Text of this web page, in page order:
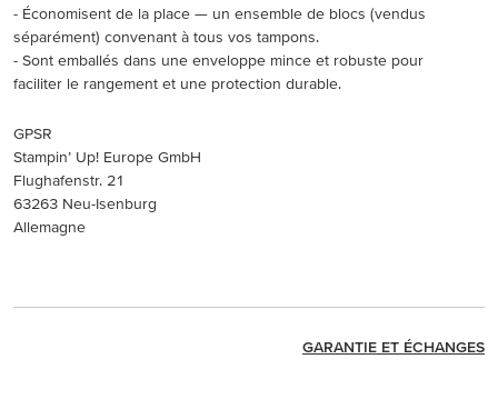
- Économisent de la place — un ensemble de blocs (vendus
séparément) convenant à tous vos tampons.
- Sont emballés dans une enveloppe mince et robuste pour
faciliter le rangement et une protection durable.
GPSR
Stampin’ Up! Europe GmbH
Flughafenstr. 21
63263 Neu-Isenburg
Allemagne
GARANTIE ET ÉCHANGES